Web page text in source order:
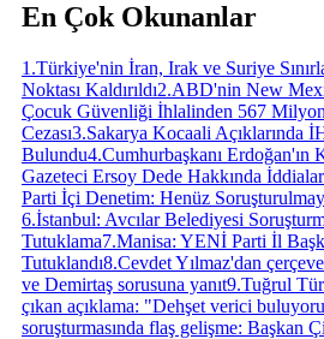
En Çok Okunanlar
1 .Türkiye'nin İran, Irak ve Suriye
Noktası Kaldırıldı2.ABD'nin New
Çocuk Güvenliği İhlalinden 567
Cezası3.Sakarya Kocaali Açıklarında
Bulundu4.Cumhurbaşkanı Erdoğan'ın
Gazeteci Ersoy Dede Hakkında İddialar
Parti İçi Denetim: Henüz
6.İstanbul: Avcılar Belediyesi
Tutuklama7.Manisa: YENİ Parti İl
Tutuklandı8.Cevdet Yılmaz'dan
ve Demirtaş sorusuna yanıt9.Tuğrul
çıkan açıklama: "Dehşet verici
soruşturmasında flaş gelişme: Başkan